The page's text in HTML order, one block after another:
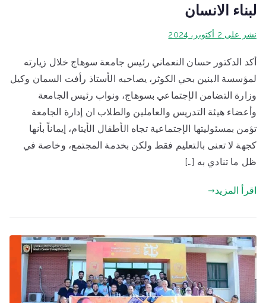
لبناء الانسان
نشر على 2 أكتوبر، 2024
أكد الدكتور حسان النعماني رئيس جامعة سوهاج خلال زيارته
لمؤسسة البنين بحي الكوثر، يصاحبه الأستاذ رأفت السمان وكيل
وزارة التضامن الإجتماعي بسوهاج، ونواب رئيس الجامعة
وأعضاء هيئة التدريس والعاملين والطلاب ان إدارة الجامعة
تؤمن بمسئوليتها الإجتماعية تجاه الأطفال الأيتام، إيماناً بأنها
كجهة لا تعنى بالتعليم فقط ولكن بخدمة المجتمع، وخاصة في
ظل ما تنادي به […]
اقرأ المزيد